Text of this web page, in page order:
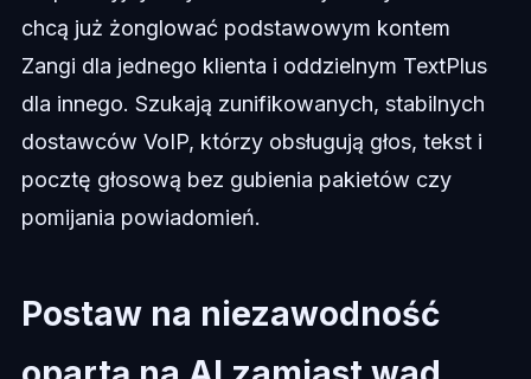
chcą już żonglować podstawowym kontem
Zangi dla jednego klienta i oddzielnym TextPlus
dla innego. Szukają zunifikowanych, stabilnych
dostawców VoIP, którzy obsługują głos, tekst i
pocztę głosową bez gubienia pakietów czy
pomijania powiadomień.
Postaw na niezawodność